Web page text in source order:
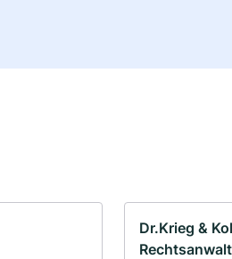
Dr.Krieg &